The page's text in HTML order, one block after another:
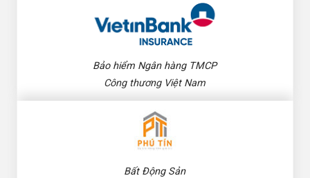
Bảo hiểm Ngân hàng TMCP
Công thương Việt Nam
Bất Động Sản